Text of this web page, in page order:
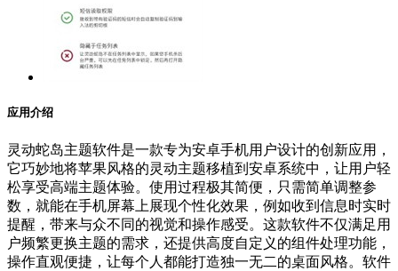
应用介绍
灵动蛇岛主题软件是一款专为安卓手机用户设计的创新应用，
它巧妙地将苹果风格的灵动主题移植到安卓系统中，让用户轻
松享受高端主题体验。使用过程极其简便，只需简单调整参
数，就能在手机屏幕上展现个性化效果，例如收到信息时实时
提醒，带来与众不同的视觉和操作感受。这款软件不仅满足用
户频繁更换主题的需求，还提供高度自定义的组件处理功能，
操作直观便捷，让每个人都能打造独一无二的桌面风格。软件